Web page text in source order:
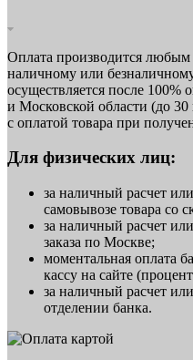
Оплата производится
наличному или
осуществляется после
и Московской области (до
с оплатой товара при
Для физических лиц:
за наличный расчет
самовывозе товара со
за наличный расчет
заказа по Москве;
моментальная оплата
кассу на сайте
за наличный расчет
отделении банка.